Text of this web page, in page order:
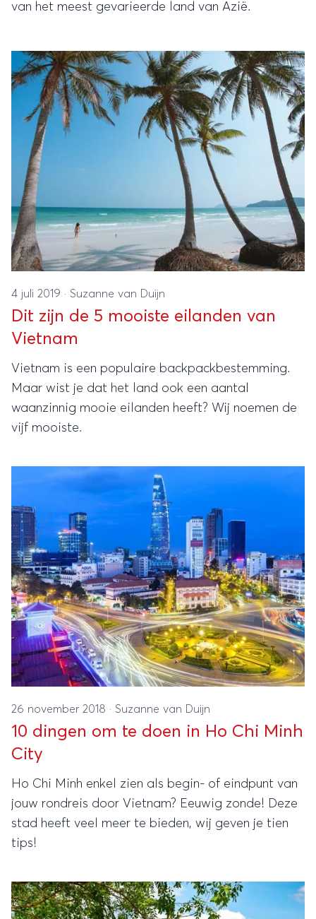
van het meest gevarieerde land van Azië.
4 juli 2019 · Suzanne van Duijn
Dit zijn de 5 mooiste eilanden van
Vietnam
Vietnam is een populaire backpackbestemming.
Maar wist je dat het land ook een aantal
waanzinnig mooie eilanden heeft? Wij noemen de
vijf mooiste.
26 november 2018 · Suzanne van Duijn
10 dingen om te doen in Ho Chi Minh
City
Ho Chi Minh enkel zien als begin- of eindpunt van
jouw rondreis door Vietnam? Eeuwig zonde! Deze
stad heeft veel meer te bieden, wij geven je tien
tips!